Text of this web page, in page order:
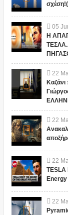
05
Η
22
22
22
TESLA
22